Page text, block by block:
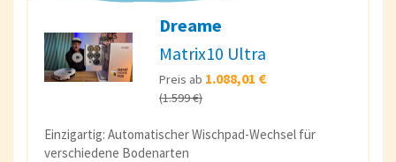
Dreame
Matrix10 Ultra
Preis ab 1.088,01 €
(1.599 €)
Einzigartig: Automatischer Wischpad-Wechsel für
verschiedene Bodenarten